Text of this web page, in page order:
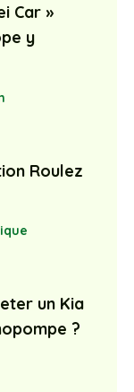
Car »
y
Roulez
un Kia
?